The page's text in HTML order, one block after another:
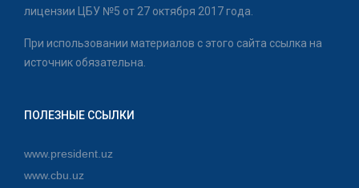
лицензии ЦБУ №5 от 27 октября 2017 года.
При использовании материалов с этого сайта ссылка на
источник обязательна.
ПОЛЕЗНЫЕ ССЫЛКИ
www.president.uz
www.cbu.uz